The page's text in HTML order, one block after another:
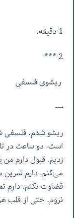
1 دقیقه.
2 ***
ریشوی فلسفی
—
ریشو شدم. فلسفی
است. دو ساعت در
زدیم. قبول دارم
می‌کنم. دارم
قضاوت نکنم. دارم
نروم. حتی از قلب